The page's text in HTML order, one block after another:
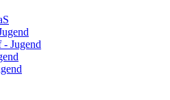
- Jugend